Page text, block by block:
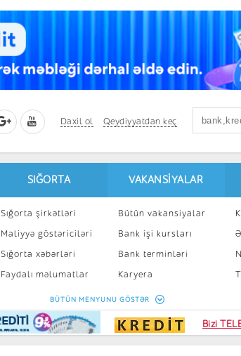
Daxil ol Qeydiyyatdan keç
SIĞORTA
Sığorta şirkətləri
Maliyyə göstəriciləri
Sığorta xəbərləri
Faydalı məlumatlar
Sığorta kalkulyatoru
VAKANSIYALAR
Bütün vakansiyalar
Bank işi kursları
Bank terminləri
Karyera
Peşakar inkişaf
BÜTÜN MENYUNU GÖSTƏR
Bizi